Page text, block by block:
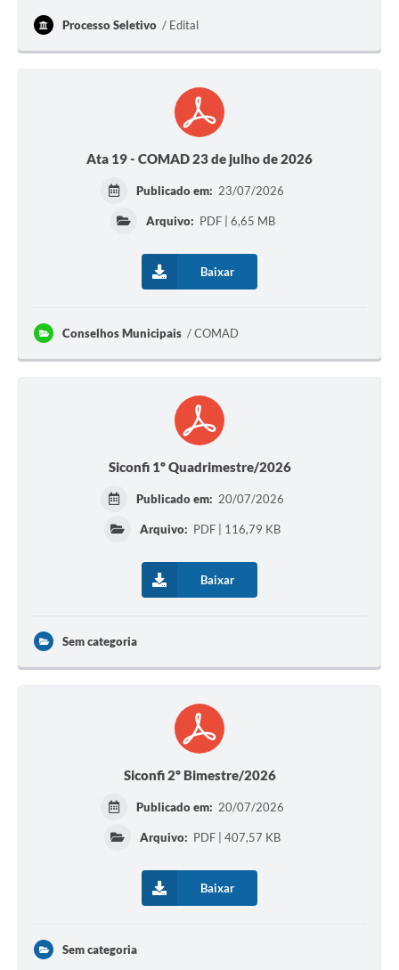
Processo Seletivo Edital
Ata 19 - COMAD 23 de julho de 2026
Publicado em: 23/07/2026
Arquivo: PDF | 6,65 MB
Baixar
Conselhos Municipais COMAD
Siconfi 1º Quadrimestre/2026
Publicado em: 20/07/2026
Arquivo: PDF | 116,79 KB
Baixar
Sem categoria
Siconfi 2º Bimestre/2026
Publicado em: 20/07/2026
Arquivo: PDF | 407,57 KB
Baixar
Sem categoria